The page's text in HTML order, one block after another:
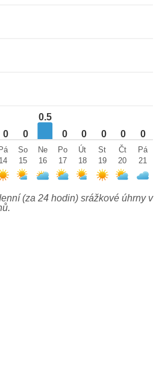
0 0
0.5
0 0 0 0 0
Pá
14
So
15
Ne
16
Po
17
Út
18
St
19
Čt
20
Pá
21
(za 24 hodin) srážkové úhrny v